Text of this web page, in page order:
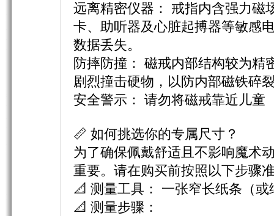
远离精密仪器：​ 戒指内含强力磁
卡、助听器及心脏起搏器等敏感
数据丢失。
防摔防撞：​ 磁戒内部结构较为精
剧烈撞击硬物，以防内部磁铁碎
安全警示：​ 请勿将磁戒靠近儿童
📏 如何挑选你的专属尺寸？
为了确保佩戴舒适且不影响魔术
重要。请在购买前按照以下步骤
📐 测量工具：​ 一张窄长纸条（
📐 测量步骤：